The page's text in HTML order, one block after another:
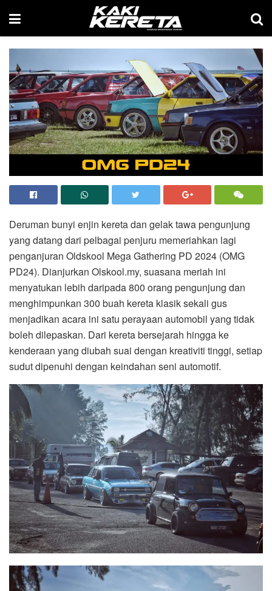
Deruman bunyi enjin kereta dan gelak tawa pengunjung
yang datang dari pelbagai penjuru memeriahkan lagi
penganjuran Oldskool Mega Gathering PD 2024 (OMG
PD24). Dianjurkan Olskool.my, suasana meriah ini
menyatukan lebih daripada 800 orang pengunjung dan
menghimpunkan 300 buah kereta klasik sekali gus
menjadikan acara ini satu perayaan automobil yang tidak
boleh dilepaskan. Dari kereta bersejarah hingga ke
kenderaan yang diubah suai dengan kreativiti tinggi, setiap
sudut dipenuhi dengan keindahan seni automotif.